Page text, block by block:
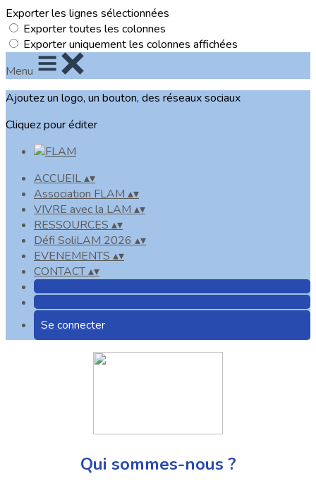
Exporter les lignes sélectionnées
Exporter toutes les colonnes
Exporter uniquement les colonnes affichées
Menu
Ajoutez un logo, un bouton, des réseaux sociaux
Cliquez pour éditer
ACCUEIL▴▾
Association FLAM ▴▾
VIVRE avec la LAM ▴▾
RESSOURCES ▴▾
Défi SoliLAM 2026 ▴▾
EVENEMENTS ▴▾
CONTACT▴▾
Se connecter
Qui sommes-nous ?